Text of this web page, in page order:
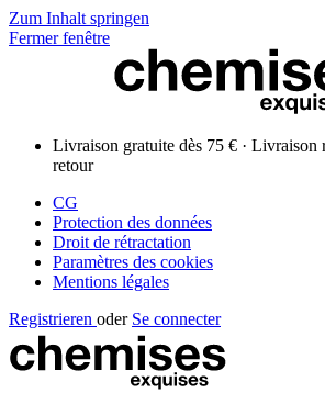
Zum Inhalt springen
Fermer fenêtre
Livraison gratuite dès 75 € · Livraison
retour
CG
Protection des données
Droit de rétractation
Paramètres des cookies
Mentions légales
Registrieren oder Se connecter